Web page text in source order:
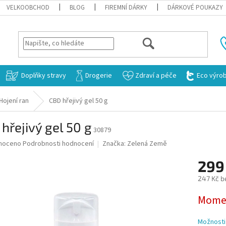
VELKOOBCHOD BLOG FIREMNÍ DÁRKY DÁRKOVÉ POUKAZY
HLEDAT
Doplňky stravy Drogerie Zdraví a péče Eco
ran CBD hřejivý gel 50 g
hřejivý gel 50 g 30879
Podrobnosti hodnocení Značka: Zelená Země
247 Kč
cena: